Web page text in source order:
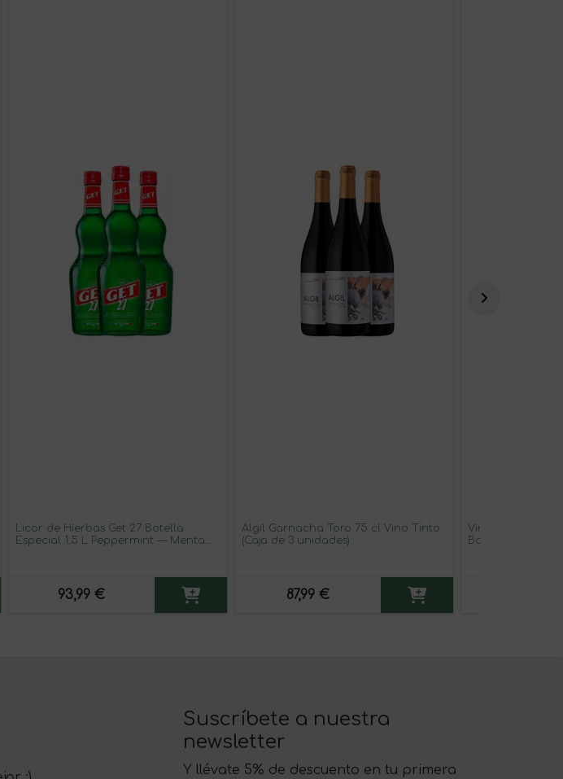
Licor de Hierbas Get 27 Botella
Especial 1,5 L Peppermint — Menta
93,99 €
Algil Garnacha Toro 75 cl Vino Tinto
(Caja de 3 unidades)
87,99 €
Vinagre La
Botellín 25 cl
Suscríbete a nuestra
newsletter
Y llévate 5% de descuento en tu primera